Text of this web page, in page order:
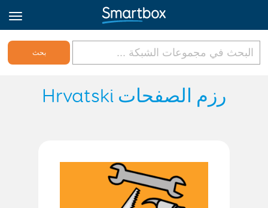
Online Grids
الاشتراك
رزم الصفحات Hrvatski